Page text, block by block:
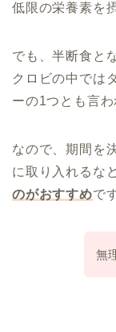
低限の栄養素を
でも、半断食と
クロビの中では
ーの1つとも言わ
なので、期間を
に取り入れるな
のがおすすめで
無